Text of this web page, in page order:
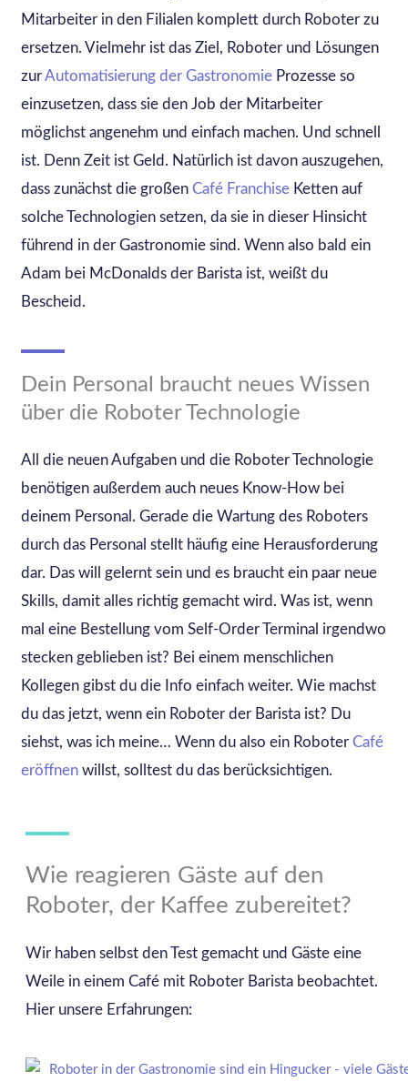
Mitarbeiter in den Filialen komplett durch Roboter zu
ersetzen. Vielmehr ist das Ziel, Roboter und Lösungen
zurAutomatisierung der GastronomieProzesse so
einzusetzen, dass sie den Job der Mitarbeiter
möglichst angenehm und einfach machen. Und schnell
ist. Denn Zeit ist Geld. Natürlich ist davon auszugehen,
dass zunächst die großen Café FranchiseKetten auf
solche Technologien setzen, da sie in dieser Hinsicht
führend in der Gastronomie sind. Wenn also bald ein
Adam bei McDonalds der Barista ist, weißt du
Bescheid.
Dein Personal braucht neues Wissen
über die Roboter Technologie
All die neuen Aufgaben und die Roboter Technologie
benötigen außerdem auch neues Know-How bei
deinem Personal. Gerade die Wartung des Roboters
durch das Personal stellt häufig eine Herausforderung
dar. Das will gelernt sein und es braucht ein paar neue
Skills, damit alles richtig gemacht wird. Was ist, wenn
mal eine Bestellung vom Self-Order Terminal irgendwo
stecken geblieben ist? Bei einem menschlichen
Kollegen gibst du die Info einfach weiter. Wie machst
du das jetzt, wenn ein Roboter der Barista ist? Du
siehst, was ich meine… Wenn du also ein Roboter Café
eröffnenwillst, solltest du das berücksichtigen.
Wie reagieren Gäste auf den
Roboter, der Kaffee zubereitet?
Wir haben selbst den Test gemacht und Gäste eine
Weile in einem Café mit Roboter Barista beobachtet.
Hier unsere Erfahrungen: